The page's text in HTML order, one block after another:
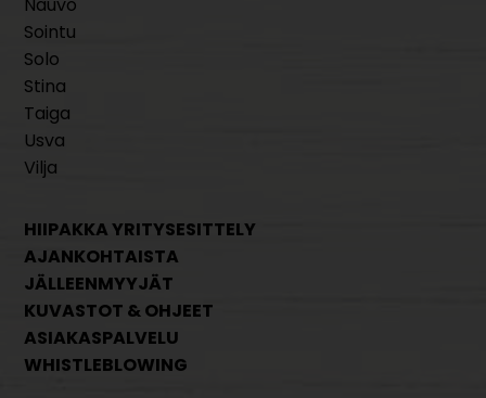
Nauvo
Sointu
Solo
Stina
Taiga
Usva
Vilja
HIIPAKKA YRITYSESITTELY
AJANKOHTAISTA
JÄLLEENMYYJÄT
KUVASTOT & OHJEET
ASIAKASPALVELU
WHISTLEBLOWING